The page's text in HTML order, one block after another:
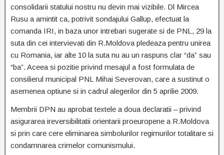
consolidarii statului nostru nu devin mai vizibile. Dl Mircea
Rusu a amintit ca, potrivit sondajului Gallup, efectuat la
comanda IRI, in baza unor intrebari sugerate si de PNL, 29 la
suta din cei intervievati din R.Moldova pledeaza pentru unirea
cu Romania, iar alte 10 la suta nu au un raspuns clar “da” sau
“ba”. Aceea si pozitie privind mesajul a fost formulata de
consilierul municipal PNL Mihai Severovan, care a sustinut o
asemenea optiune si in cadrul alegerilor din 5 aprilie 2009.
Membrii DPN au aprobat textele a doua declaratii – privind
asigurarea ireversibilitatii orientarii proeuropene a R.Moldova
si prin care cere eliminarea simbolurilor regimurilor totalitare si
condamnarea crimelor comunismului.